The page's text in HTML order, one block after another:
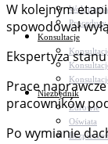
Konsultacje
Niezbędnik
Zdrowie
Oświata
W kolejnym
spowodował
Ekspertyza
Prace
pracowników
Po wymianie